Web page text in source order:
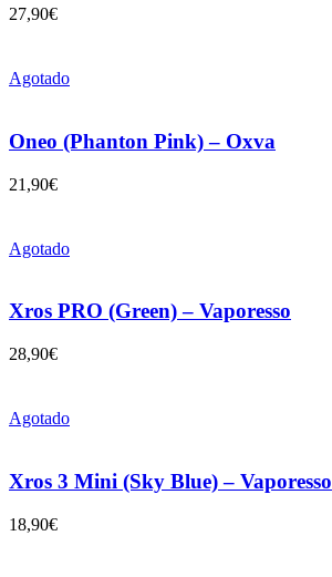
27,90€
Agotado
Oneo (Phanton Pink) – Oxva
21,90€
Agotado
Xros PRO (Green) – Vaporesso
28,90€
Agotado
Xros 3 Mini (Sky Blue) – Vaporesso
18,90€